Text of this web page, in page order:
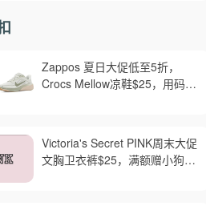
Zappos 夏日大促低至5折，
Crocs Mellow凉鞋$25，用码
Victoria's Secret PINK周末大促
文胸卫衣裤$25，满额赠小狗摆